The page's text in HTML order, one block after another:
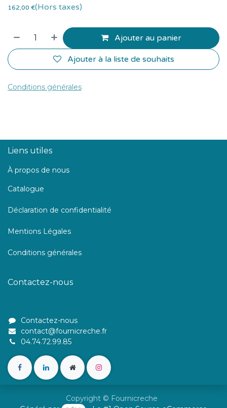
162,00 €(Hors taxes)
Ajouter au panier
Ajouter à la liste de souhaits
Conditions générales
Liens utiles
À propos de nous
Catalogue
Déclaration de confidentialité
Mentions Légales
Conditions générales
Contactez-nous
Contactez-nous
contact@fournicreche.fr
04.74.72.99.85
Copyright © Fournicreche